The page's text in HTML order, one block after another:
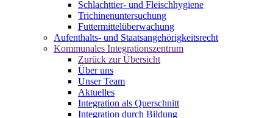
Schlachttier- und Fleischhygiene
Trichinenuntersuchung
Futtermittelüberwachung
Aufenthalts- und Staatsangehörigkeitsrecht
Kommunales Integrationszentrum
Zurück zur Übersicht
Über uns
Unser Team
Aktuelles
Integration als Querschnitt
Integration durch Bildung